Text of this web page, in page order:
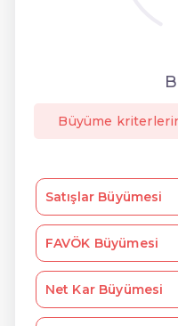
Büyüme
Satışlar Büyümesi
FAVÖK Büyümesi
Net Kar Büyümesi